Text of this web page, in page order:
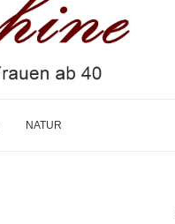
NATUR